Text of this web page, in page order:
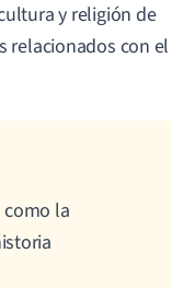
y religión de
relacionados con el
la